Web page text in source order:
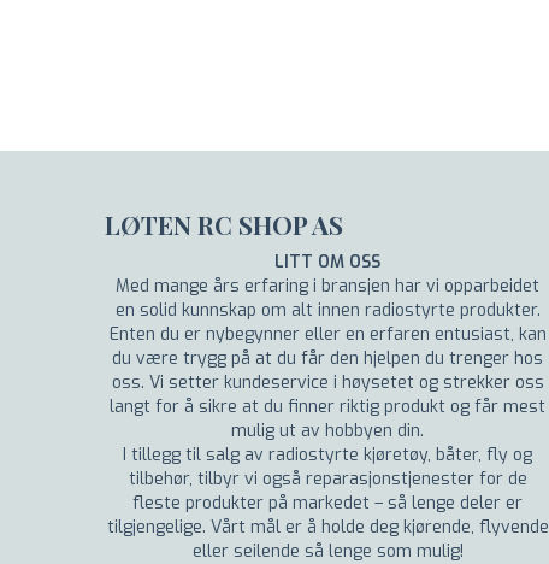
LØTEN RC SHOP AS
LITT OM OSS
Med mange års erfaring i bransjen har vi opparbeidet
en solid kunnskap om alt innen radiostyrte produkter.
Enten du er nybegynner eller en erfaren entusiast, kan
du være trygg på at du får den hjelpen du trenger hos
oss. Vi setter kundeservice i høysetet og strekker oss
langt for å sikre at du finner riktig produkt og får mest
mulig ut av hobbyen din.
I tillegg til salg av radiostyrte kjøretøy, båter, fly og
tilbehør, tilbyr vi også reparasjonstjenester for de
fleste produkter på markedet – så lenge deler er
tilgjengelige. Vårt mål er å holde deg kjørende, flyvende
eller seilende så lenge som mulig!